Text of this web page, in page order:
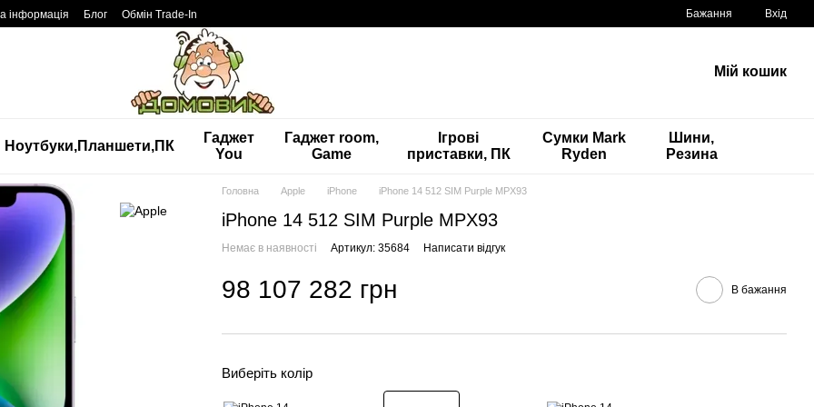
інформація Блог Обмін Trade-In Бажання Вхід
Мій кошик
Ноутбуки,Планшети,ПК
Гаджет
You
Гаджет room,
Game
Ігрові
приставки, ПК
Сумки Mark
Ryden
Шини,
Резина
Головна Apple iPhone iPhone 14 512 SIM Purple MPX93
iPhone 14 512 SIM Purple MPX93
Немає в наявності Артикул: 35684 Написати відгук
98 107 282 грн В бажання
Виберіть колір